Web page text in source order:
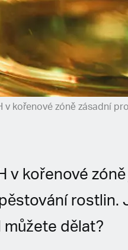
v kořenové zóně zásadní
v kořenové
rostlin.
dělat?